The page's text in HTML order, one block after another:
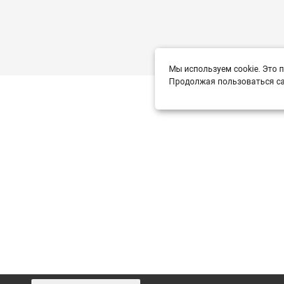
Мы используем cookie. Это
Продолжая пользоваться